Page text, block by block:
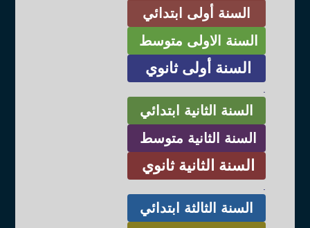
السنة أولى ابتدائي
السنة الاولى متوسط
السنة أولى ثانوي
السنة الثانية ابتدائي
السنة الثانية متوسط
السنة الثانية ثانوي
السنة الثالثة ابتدائي